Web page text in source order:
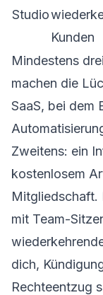
Studio
Kunden
Mindestens
machen die
SaaS, bei dem
Zweitens: ein
kostenlosem
Mitgliedschaft.
mit Team-
dich,
Rechteentzug